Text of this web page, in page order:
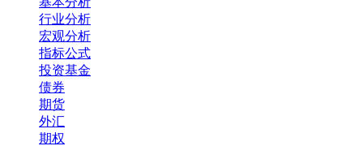
行业分析
宏观分析
指标公式
投资基金
债券
期货
外汇
期权